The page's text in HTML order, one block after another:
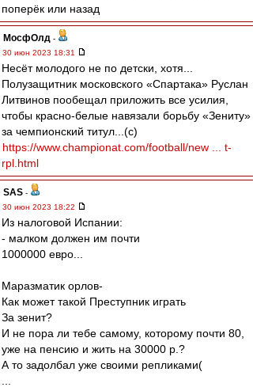
поперёк или назад
МосфОлд -
30 июн 2023 18:31
Несёт молодого не по детски, хотя...
Полузащитник московского «Спартака» Руслан
Литвинов пообещал приложить все усилия,
чтобы красно-белые навязали борьбу «Зениту»
за чемпионский титул...(с)
https://www.championat.com/football/new ... t-
rpl.html
SAS -
30 июн 2023 18:22
Из налоговой Испании:
- малком должен им почти
1000000 евро...
Маразматик орлов-
Как может такой Преступник играть
За зенит?
И не пора ли тебе самому, которому почти 80,
уже на пенсию и жить на 30000 р.?
А то задолбал уже своими репликами(